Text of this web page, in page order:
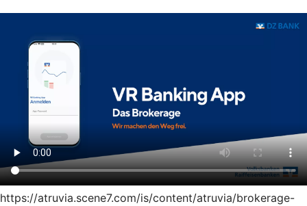
https://atruvia.scene7.com/is/content/atruvia/brokerage-